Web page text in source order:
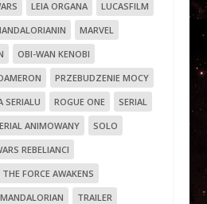
LEIA ORGANA
LUCASFILM
MARVEL
OBI-WAN KENOBI
PRZEBUDZENIE MOCY
SERIALU ROGUE ONE
SERIAL
ANIMOWANY
SOLO
REBELIANCI
THE FORCE AWAKENS
TRAILER